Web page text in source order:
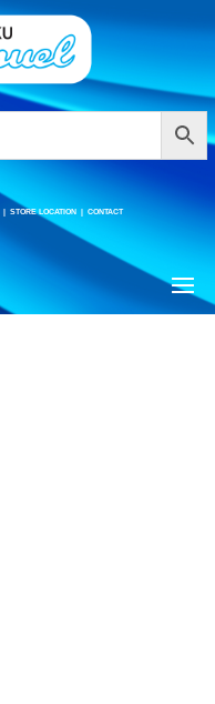
|STORE LOCATION
|STORE LOCATION |CONTACT